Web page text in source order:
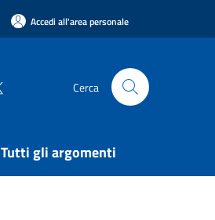
Accedi all'area personale
Cerca
Tutti gli argomenti